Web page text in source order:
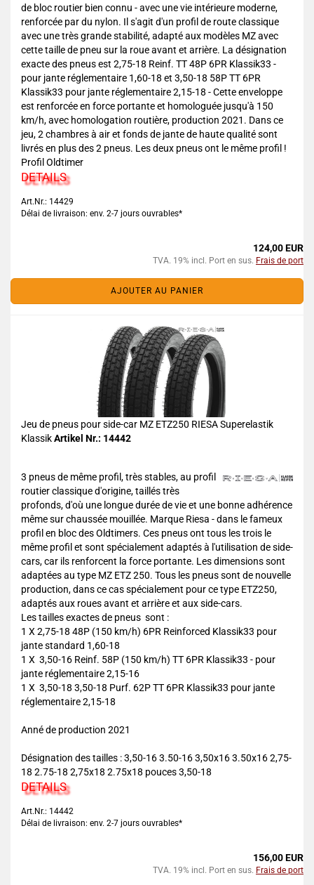
de bloc routier bien connu - avec une vie intérieure moderne,
renforcée par du nylon. Il s'agit d'un profil de route classique
avec une très grande stabilité, adapté aux modèles MZ avec
cette taille de pneu sur la roue avant et arrière. La désignation
exacte des pneus est 2,75-18 Reinf. TT 48P 6PR Klassik33 -
pour jante réglementaire 1,60-18 et 3,50-18 58P TT 6PR
Klassik33 pour jante réglementaire 2,15-18 - Cette enveloppe
est renforcée en force portante et homologuée jusqu'à 150
km/h, avec homologation routière, production 2021. Dans ce
jeu, 2 chambres à air et fonds de jante de haute qualité sont
livrés en plus des 2 pneus. Les deux pneus ont le même profil !
Profil Oldtimer
DETAILS
Art.Nr.: 14429
Délai de livraison: env. 2-7 jours ouvrables*
124,00 EUR
TVA. 19% incl. Port en sus. Frais de port
AJOUTER AU PANIER
Jeu de pneus pour side-car MZ ETZ250 RIESA Superelastik
KlassikArtikel Nr.: 14442
3 pneus de même profil, très stables, au profil
routier classique d'origine, taillés très
profonds, d'où une longue durée de vie et une bonne adhérence
même sur chaussée mouillée. Marque Riesa - dans le fameux
profil en bloc des Oldtimers. Ces pneus ont tous les trois le
même profil et sont spécialement adaptés à l'utilisation de side-
cars, car ils renforcent la force portante. Les dimensions sont
adaptées au type MZ ETZ 250. Tous les pneus sont de nouvelle
production, dans ce cas spécialement pour ce type ETZ250,
adaptés aux roues avant et arrière et aux side-cars.
Les tailles exactes de pneus sont :
1 X 2,75-18 48P (150 km/h) 6PR Reinforced Klassik33 pour
jante standard 1,60-18
1 X 3,50-16 Reinf. 58P (150 km/h) TT 6PR Klassik33 - pour
jante réglementaire 2,15-16
1 X 3,50-18 3,50-18 Purf. 62P TT 6PR Klassik33 pour jante
réglementaire 2,15-18
Anné de production 2021
Désignation des tailles : 3,50-16 3.50-16 3,50x16 3.50x16 2,75-
18 2.75-18 2,75x18 2.75x18 pouces 3,50-18
DETAILS
Art.Nr.: 14442
Délai de livraison: env. 2-7 jours ouvrables*
156,00 EUR
TVA. 19% incl. Port en sus. Frais de port